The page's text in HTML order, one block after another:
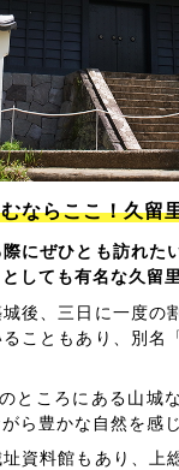
ならここ！久留
にぜひとも訪れた
しても有名な久留
後、三日に一度の
こともあり、別名
ところにある山城
ら豊かな自然を感
資料館もあり、上